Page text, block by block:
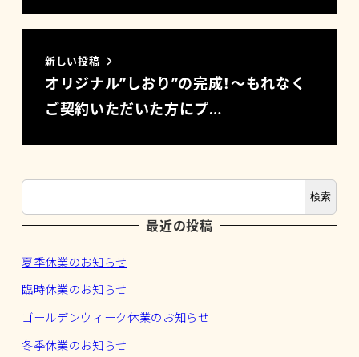
新しい投稿
オリジナル”しおり”の完成！～もれなく
ご契約いただいた方にプ…
検索
最近の投稿
夏季休業のお知らせ
臨時休業のお知らせ
ゴールデンウィーク休業のお知らせ
冬季休業のお知らせ